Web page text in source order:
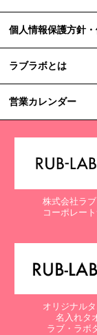
個人情報保護方針
ラブラボとは
営業カレンダー
株式会社ラ
コーポレー
オリジナルタ
名入れタ
ラブ・ラボ